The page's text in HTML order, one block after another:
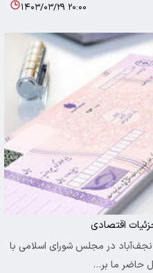
۱۴۰۳/۰۳/۲۹ ۲۰:۰۰
اقتصادی
نجف‌آباد در مجلس شورای اسلامی با
حاضر ما بر…